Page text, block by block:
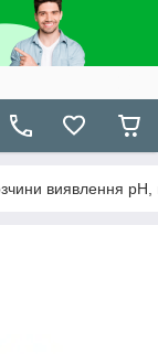
виявлення рН,